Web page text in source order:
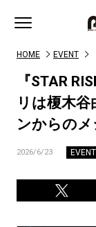
HOME EVENT
『STAR
リは榎木
ンからのメ
2026/6/23 EVENT